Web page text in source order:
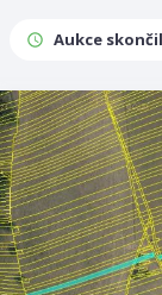
Aukce